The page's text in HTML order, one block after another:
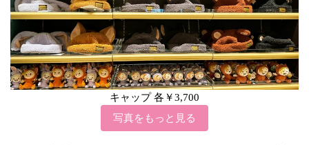
キャップ 各￥3,700
写真をもっと見る